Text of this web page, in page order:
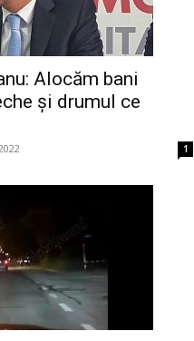
Alocăm bani
și drumul ce
1